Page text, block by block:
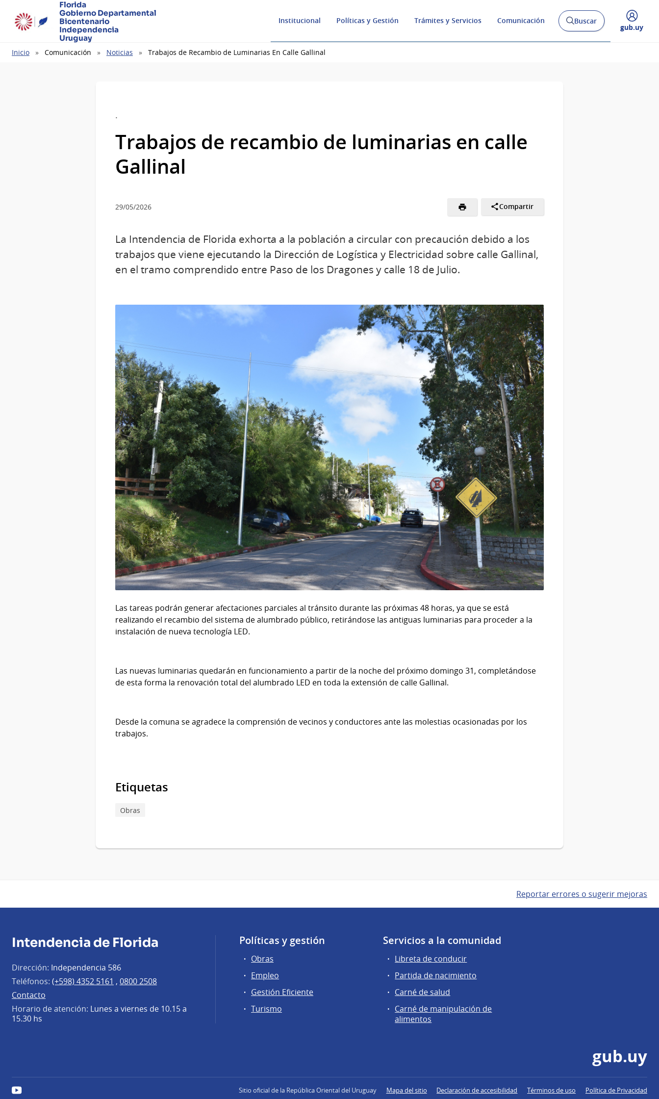
Florida
Gobierno Departamental
Bicentenario
Independencia
Uruguay
Institucional Políticas y Gestión Trámites y Servicios Comunicación
AbrirBuscar
Desplegar
gub.uy
Ruta
Inicio Comunicación Noticias Trabajos de Recambio de Luminarias En Calle Gallinal
.
Trabajos de recambio de luminarias en calle
Gallinal
29/05/2026 Compartir
La Intendencia de Florida exhorta a la población a circular con precaución debido a los
trabajos que viene ejecutando la Dirección de Logística y Electricidad sobre calle Gallinal,
en el tramo comprendido entre Paso de los Dragones y calle 18 de Julio.
Las tareas podrán generar afectaciones parciales al tránsito durante las próximas 48 horas, ya que se está
realizando el recambio del sistema de alumbrado público, retirándose las antiguas luminarias para proceder a la
instalación de nueva tecnología LED.
Las nuevas luminarias quedarán en funcionamiento a partir de la noche del próximo domingo 31, completándose
de esta forma la renovación total del alumbrado LED en toda la extensión de calle Gallinal.
Desde la comuna se agradece la comprensión de vecinos y conductores ante las molestias ocasionadas por los
trabajos.
Etiquetas
Obras
Reportar errores o sugerir mejoras
Intendencia de Florida
Dirección: Independencia 586
Teléfonos: (+598) 4352 5161 , 0800 2508
Contacto
Horario de atención: Lunes a viernes de 10.15 a
15.30 hs
Políticas y gestión
Obras
Empleo
Gestión Eficiente
Turismo
Servicios a la comunidad
Libreta de conducir
Partida de nacimiento
Carné de salud
Carné de manipulación de
alimentos
gub.uy
YouTube Sitio oficial de la República Oriental del Uruguay Mapa del sitio Declaración de accesibilidad Términos de uso Política de Privacidad